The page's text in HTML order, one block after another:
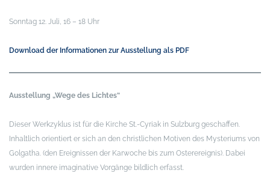
Sonntag 12. Juli, 16 – 18 Uhr
Download der Informationen zur Ausstellung als PDF
Ausstellung „Wege des Lichtes“
Dieser Werkzyklus ist für die Kirche St.-Cyriak in Sulzburg geschaffen.
Inhaltlich orientiert er sich an den christlichen Motiven des Mysteriums von
Golgatha. (den Ereignissen der Karwoche bis zum Osterereignis). Dabei
wurden innere imaginative Vorgänge bildlich erfasst.